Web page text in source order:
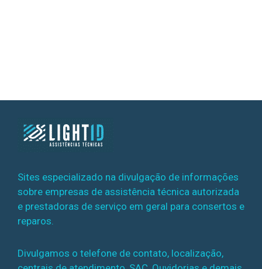
Sites especializado na divulgação de informações
sobre empresas de assistência técnica autorizada
e prestadoras de serviço em geral para consertos e
reparos.
Divulgamos o telefone de contato, localização,